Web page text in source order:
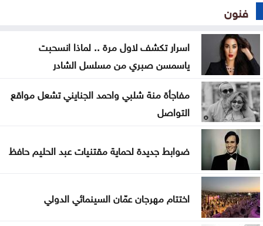
فنون
اسرار تكشف لاول مرة .. لماذا انسحبت
ياسمسن صبري من مسلسل الشادر
مفاجأة منة شلبي واحمد الجنايني تشعل مواقع
التواصل
ضوابط جديدة لحماية مقتنيات عبد الحليم حافظ
اختتام مهرجان عمّان السينمائي الدولي